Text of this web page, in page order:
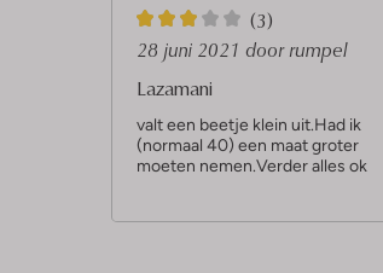
3
S
t
r
e
(3)
28 juni 2021 door rumpel
Lazamani
valt een beetje klein uit.Had ik
(normaal 40) een maat groter
moeten nemen.Verder alles ok